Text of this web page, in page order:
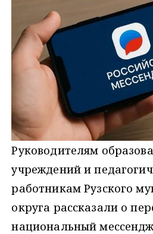
Руководителям
учреждений и
работникам Рузского
округа рассказали о
национальный